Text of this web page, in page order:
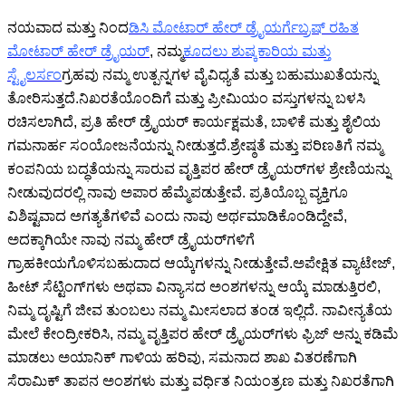
ನಯವಾದ ಮತ್ತು ನಿಂದಡಿಸಿ ಮೋಟಾರ್ ಹೇರ್ ಡ್ರೈಯರ್ಬ್ರಷ್ ರಹಿತ
ಮೋಟಾರ್ ಹೇರ್ ಡ್ರೈಯರ್, ನಮ್ಮಕೂದಲು ಶುಷ್ಕಕಾರಿಯ ಮತ್ತು
ಸ್ಟೈಲರ್ಸಂಗ್ರಹವು ನಮ್ಮ ಉತ್ಪನ್ನಗಳ ವೈವಿಧ್ಯತೆ ಮತ್ತು ಬಹುಮುಖತೆಯನ್ನು
ತೋರಿಸುತ್ತದೆ.ನಿಖರತೆಯೊಂದಿಗೆ ಮತ್ತು ಪ್ರೀಮಿಯಂ ವಸ್ತುಗಳನ್ನು ಬಳಸಿ
ರಚಿಸಲಾಗಿದೆ, ಪ್ರತಿ ಹೇರ್ ಡ್ರೈಯರ್ ಕಾರ್ಯಕ್ಷಮತೆ, ಬಾಳಿಕೆ ಮತ್ತು ಶೈಲಿಯ
ಗಮನಾರ್ಹ ಸಂಯೋಜನೆಯನ್ನು ನೀಡುತ್ತದೆ.ಶ್ರೇಷ್ಠತೆ ಮತ್ತು ಪರಿಣತಿಗೆ ನಮ್ಮ
ಕಂಪನಿಯ ಬದ್ಧತೆಯನ್ನು ಸಾರುವ ವೃತ್ತಿಪರ ಹೇರ್ ಡ್ರೈಯರ್‌ಗಳ ಶ್ರೇಣಿಯನ್ನು
ನೀಡುವುದರಲ್ಲಿ ನಾವು ಅಪಾರ ಹೆಮ್ಮೆಪಡುತ್ತೇವೆ. ಪ್ರತಿಯೊಬ್ಬ ವ್ಯಕ್ತಿಗೂ
ವಿಶಿಷ್ಟವಾದ ಅಗತ್ಯತೆಗಳಿವೆ ಎಂದು ನಾವು ಅರ್ಥಮಾಡಿಕೊಂಡಿದ್ದೇವೆ,
ಅದಕ್ಕಾಗಿಯೇ ನಾವು ನಮ್ಮ ಹೇರ್ ಡ್ರೈಯರ್‌ಗಳಿಗೆ
ಗ್ರಾಹಕೀಯಗೊಳಿಸಬಹುದಾದ ಆಯ್ಕೆಗಳನ್ನು ನೀಡುತ್ತೇವೆ.ಅಪೇಕ್ಷಿತ ವ್ಯಾಟೇಜ್,
ಹೀಟ್ ಸೆಟ್ಟಿಂಗ್‌ಗಳು ಅಥವಾ ವಿನ್ಯಾಸದ ಅಂಶಗಳನ್ನು ಆಯ್ಕೆ ಮಾಡುತ್ತಿರಲಿ,
ನಿಮ್ಮ ದೃಷ್ಟಿಗೆ ಜೀವ ತುಂಬಲು ನಮ್ಮ ಮೀಸಲಾದ ತಂಡ ಇಲ್ಲಿದೆ. ನಾವೀನ್ಯತೆಯ
ಮೇಲೆ ಕೇಂದ್ರೀಕರಿಸಿ, ನಮ್ಮ ವೃತ್ತಿಪರ ಹೇರ್ ಡ್ರೈಯರ್‌ಗಳು ಫ್ರಿಜ್ ಅನ್ನು ಕಡಿಮೆ
ಮಾಡಲು ಅಯಾನಿಕ್ ಗಾಳಿಯ ಹರಿವು, ಸಮನಾದ ಶಾಖ ವಿತರಣೆಗಾಗಿ
ಸೆರಾಮಿಕ್ ತಾಪನ ಅಂಶಗಳು ಮತ್ತು ವರ್ಧಿತ ನಿಯಂತ್ರಣ ಮತ್ತು ನಿಖರತೆಗಾಗಿ